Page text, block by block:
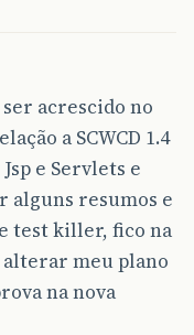
acrescido no
a SCWCD 1.4
e Servlets e
alguns resumos e
test killer, fico na
meu plano
na nova